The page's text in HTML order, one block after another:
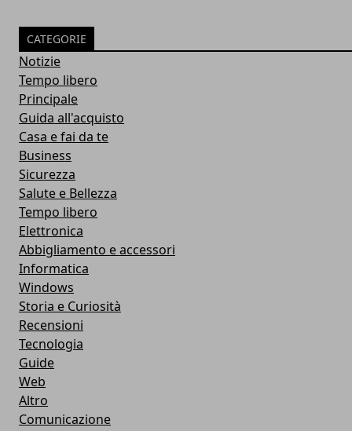
CATEGORIE
Notizie
Tempo libero
Principale
Guida all'acquisto
Casa e fai da te
Business
Sicurezza
Salute e Bellezza
Tempo libero
Elettronica
Abbigliamento e accessori
Informatica
Windows
Storia e Curiosità
Recensioni
Tecnologia
Guide
Web
Altro
Comunicazione